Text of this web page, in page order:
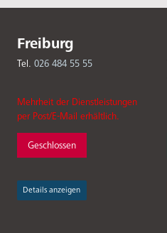
Freiburg
Tel. 026 484 55 55
Mehrheit der Dienstleistungen
per Post/E-Mail erhältlich.
Geschlossen
Details anzeigen